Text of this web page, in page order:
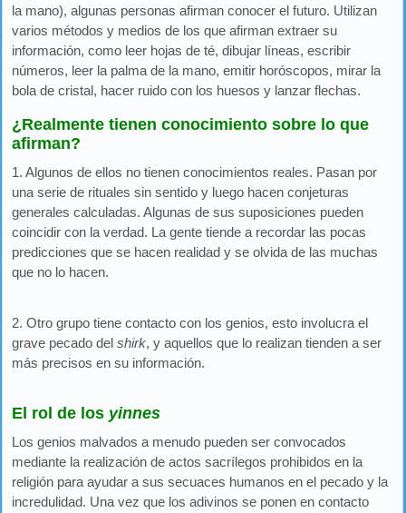
la mano), algunas personas afirman conocer el futuro. Utilizan
varios métodos y medios de los que afirman extraer su
información, como leer hojas de té, dibujar líneas, escribir
números, leer la palma de la mano, emitir horóscopos, mirar la
bola de cristal, hacer ruido con los huesos y lanzar flechas.
¿Realmente tienen conocimiento sobre lo que
afirman?
1. Algunos de ellos no tienen conocimientos reales. Pasan por
una serie de rituales sin sentido y luego hacen conjeturas
generales calculadas. Algunas de sus suposiciones pueden
coincidir con la verdad. La gente tiende a recordar las pocas
predicciones que se hacen realidad y se olvida de las muchas
que no lo hacen.
2. Otro grupo tiene contacto con los genios, esto involucra el
grave pecado del shirk, y aquellos que lo realizan tienden a ser
más precisos en su información.
El rol de los yinnes
Los genios malvados a menudo pueden ser convocados
mediante la realización de actos sacrílegos prohibidos en la
religión para ayudar a sus secuaces humanos en el pecado y la
incredulidad. Una vez que los adivinos se ponen en contacto